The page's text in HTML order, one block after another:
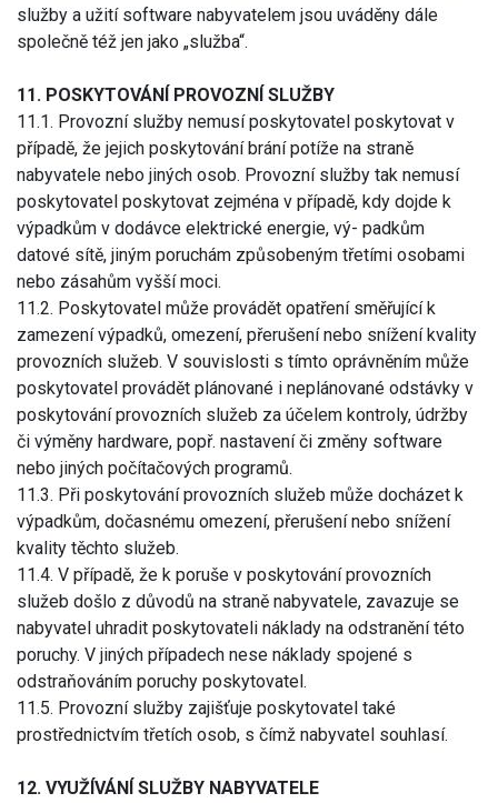
služby a užití software nabyvatelem jsou uváděny dále
společně též jen jako „služba“.
11. POSKYTOVÁNÍ PROVOZNÍ SLUŽBY
11.1. Provozní služby nemusí poskytovatel poskytovat v
případě, že jejich poskytování brání potíže na straně
nabyvatele nebo jiných osob. Provozní služby tak nemusí
poskytovatel poskytovat zejména v případě, kdy dojde k
výpadkům v dodávce elektrické energie, vý- padkům
datové sítě, jiným poruchám způsobeným třetími osobami
nebo zásahům vyšší moci.
11.2. Poskytovatel může provádět opatření směřující k
zamezení výpadků, omezení, přerušení nebo snížení kvality
provozních služeb. V souvislosti s tímto oprávněním může
poskytovatel provádět plánované i neplánované odstávky v
poskytování provozních služeb za účelem kontroly, údržby
či výměny hardware, popř. nastavení či změny software
nebo jiných počítačových programů.
11.3. Při poskytování provozních služeb může docházet k
výpadkům, dočasnému omezení, přerušení nebo snížení
kvality těchto služeb.
11.4. V případě, že k poruše v poskytování provozních
služeb došlo z důvodů na straně nabyvatele, zavazuje se
nabyvatel uhradit poskytovateli náklady na odstranění této
poruchy. V jiných případech nese náklady spojené s
odstraňováním poruchy poskytovatel.
11.5. Provozní služby zajišťuje poskytovatel také
prostřednictvím třetích osob, s čímž nabyvatel souhlasí.
12. VYUŽÍVÁNÍ SLUŽBY NABYVATELE